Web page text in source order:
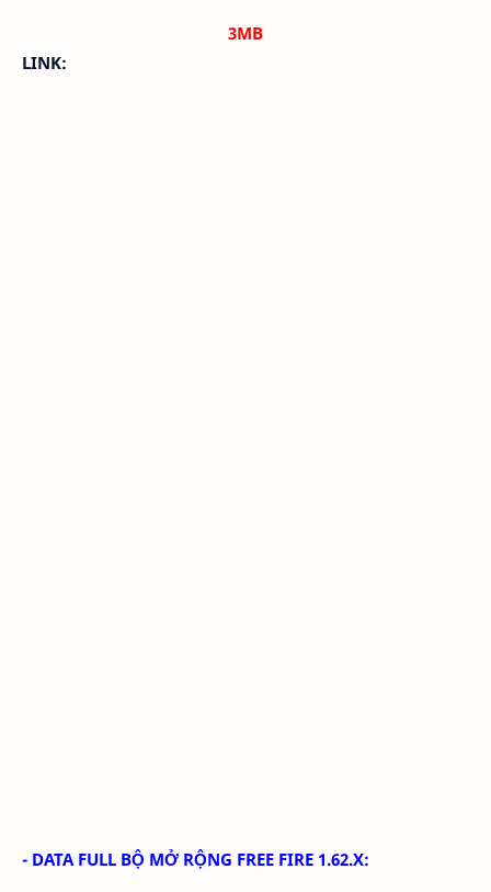
3MB
LINK:
- DATA FULL BỘ MỞ RỘNG FREE FIRE 1.62.X: